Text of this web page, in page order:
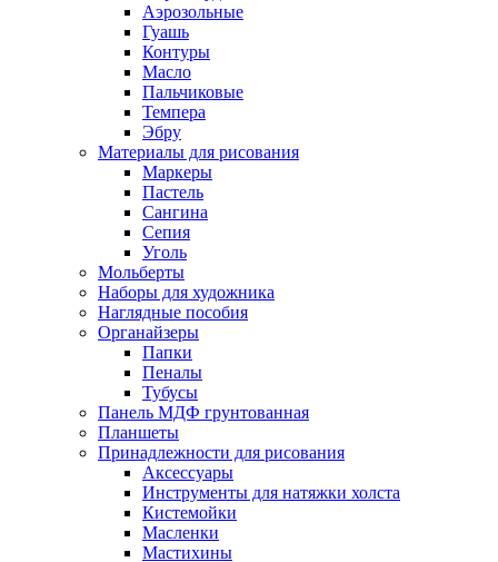
Аэрозольные
Гуашь
Контуры
Масло
Пальчиковые
Темпера
Эбру
Материалы для рисования
Маркеры
Пастель
Сангина
Сепия
Уголь
Мольберты
Наборы для художника
Наглядные пособия
Органайзеры
Папки
Пеналы
Тубусы
Панель МДФ грунтованная
Планшеты
Принадлежности для рисования
Аксессуары
Инструменты для натяжки холста
Кистемойки
Масленки
Мастихины